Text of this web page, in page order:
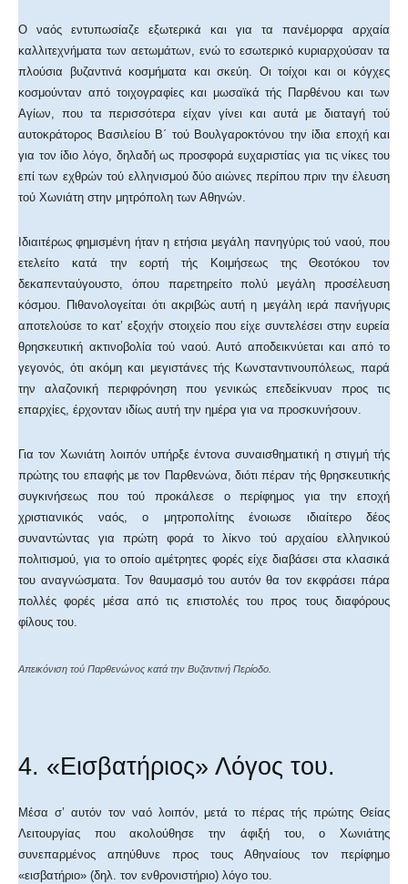
Ο ναός εντυπωσίαζε εξωτερικά και για τα πανέμορφα αρχαία
καλλιτεχνήματα των αετωμάτων, ενώ το εσωτερικό κυριαρχούσαν τα
πλούσια βυζαντινά κοσμήματα και σκεύη. Οι τοίχοι και οι κόγχες
κοσμούνταν από τοιχογραφίες και μωσαϊκά τής Παρθένου και των
Αγίων, που τα περισσότερα είχαν γίνει και αυτά με διαταγή τού
αυτοκράτορος Βασιλείου Β΄ τού Βουλγαροκτόνου την ίδια εποχή και
για τον ίδιο λόγο, δηλαδή ως προσφορά ευχαριστίας για τις νίκες του
επί των εχθρών τού ελληνισμού δύο αιώνες περίπου πριν την έλευση
τού Χωνιάτη στην μητρόπολη των Αθηνών.
Ιδιαιτέρως φημισμένη ήταν η ετήσια μεγάλη πανηγύρις τού ναού, που
ετελείτο κατά την εορτή τής Κοιμήσεως της Θεοτόκου τον
δεκαπενταύγουστο, όπου παρετηρείτο πολύ μεγάλη προσέλευση
κόσμου. Πιθανολογείται ότι ακριβώς αυτή η μεγάλη ιερά πανήγυρις
αποτελούσε το κατ’ εξοχήν στοιχείο που είχε συντελέσει στην ευρεία
θρησκευτική ακτινοβολία τού ναού. Αυτό αποδεικνύεται και από το
γεγονός, ότι ακόμη και μεγιστάνες τής Κωνσταντινουπόλεως, παρά
την αλαζονική περιφρόνηση που γενικώς επεδείκνυαν προς τις
επαρχίες, έρχονταν ιδίως αυτή την ημέρα για να προσκυνήσουν.
Για τον Χωνιάτη λοιπόν υπήρξε έντονα συναισθηματική η στιγμή τής
πρώτης του επαφής με τον Παρθενώνα, διότι πέραν τής θρησκευτικής
συγκινήσεως που τού προκάλεσε ο περίφημος για την εποχή
χριστιανικός ναός, ο μητροπολίτης ένοιωσε ιδιαίτερο δέος
συναντώντας για πρώτη φορά το λίκνο τού αρχαίου ελληνικού
πολιτισμού, για το οποίο αμέτρητες φορές είχε διαβάσει στα κλασικά
του αναγνώσματα. Τον θαυμασμό του αυτόν θα τον εκφράσει πάρα
πολλές φορές μέσα από τις επιστολές του προς τους διαφόρους
φίλους του.
Απεικόνιση τού Παρθενώνος κατά την Βυζαντινή Περίοδο.
4. «Εισβατήριος» Λόγος του.
Μέσα σ’ αυτόν τον ναό λοιπόν, μετά το πέρας τής πρώτης Θείας
Λειτουργίας που ακολούθησε την άφιξή του, ο Χωνιάτης
συνεπαρμένος απηύθυνε προς τους Αθηναίους τον περίφημο
«εισβατήριο» (δηλ. τον ενθρονιστήριο) λόγο του.